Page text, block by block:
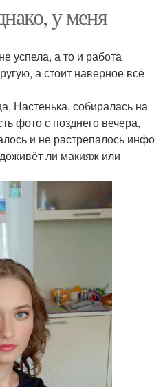
у меня
успела, а то и работа
а стоит наверное всё
Настенька, собиралась на
фото с позднего вечера,
и не растрепалось инфо
ли макияж или